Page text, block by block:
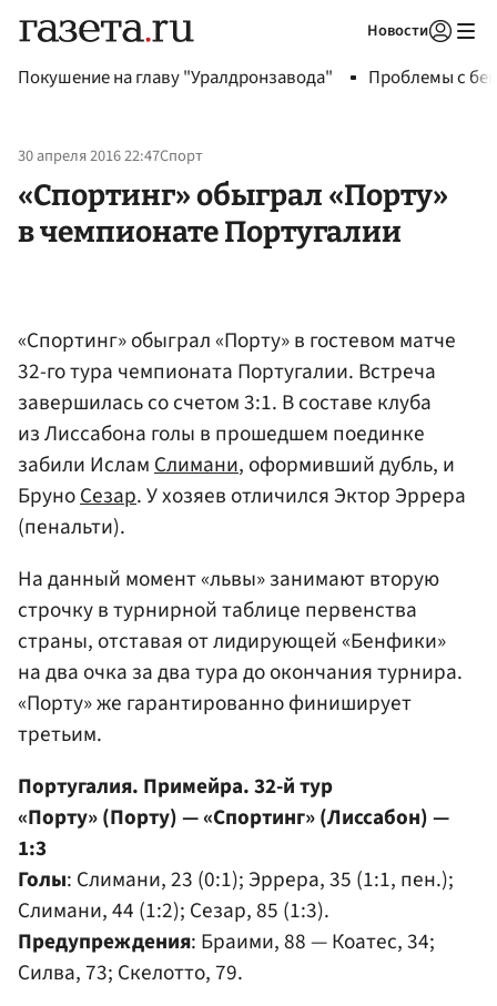
Новости
Покушение на главу "Уралдронзавода" Проблемы с
30 апреля 2016 22:47Спорт
«Спортинг» обыграл «Порту»
в чемпионате Португалии
«Спортинг» обыграл «Порту» в гостевом матче
32-го тура чемпионата Португалии. Встреча
завершилась со счетом 3:1. В составе клуба
из Лиссабона голы в прошедшем поединке
забили ИсламСлимани, оформивший дубль, и
БруноСезар. У хозяев отличился Эктор Эррера
(пенальти).
На данный момент «львы» занимают вторую
строчку в турнирной таблице первенства
страны, отставая от лидирующей «Бенфики»
на два очка за два тура до окончания турнира.
«Порту» же гарантированно финиширует
третьим.
Португалия. Примейра. 32-й тур
«Порту» (Порту) — «Спортинг» (Лиссабон) —
1:3
Голы: Слимани, 23 (0:1); Эррера, 35 (1:1, пен.);
Слимани, 44 (1:2); Сезар, 85 (1:3).
Предупреждения: Браими, 88 — Коатес, 34;
Силва, 73; Скелотто, 79.